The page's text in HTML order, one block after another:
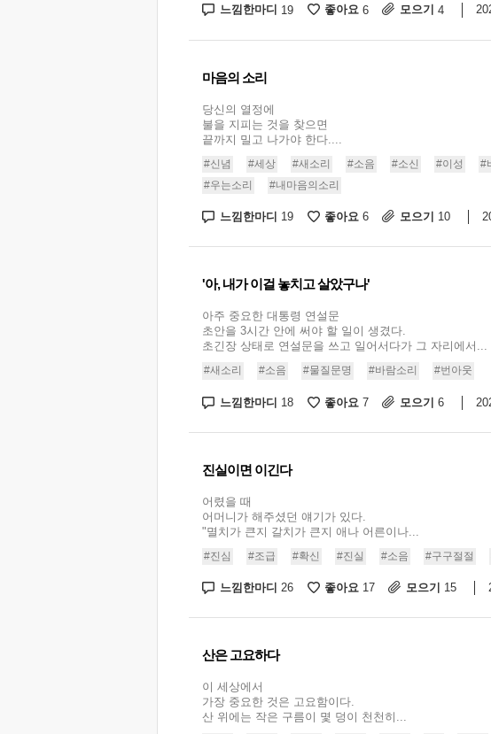
느낌한마디 19 좋아요 6 모으기 4
마음의 소리
당신의 열정에
불을 지피는 것을 찾으면
끝까지 밀고 나가야 한다....
#신념 #세상 #새소리 #소음 #소신 #이성 #
#우는소리
#내마음의소리
느낌한마디 19 좋아요 6 모으기 10
'아, 내가 이걸 놓치고 살았구나'
아주 중요한 대통령 연설문
초안을 3시간 안에 써야 할 일이 생겼다.
초긴장 상태로 연설문을 쓰고 일어서다가 그 자리에서...
#새소리 #소음 #물질문명 #바람소리 #번아웃
느낌한마디 18 좋아요 7 모으기 6
진실이면 이긴다
어렸을 때
어머니가 해주셨던 얘기가 있다.
"멸치가 큰지 갈치가 큰지 애나 어른이나...
#진심 #조급 #확신 #진실 #소음 #구구절절
느낌한마디 26 좋아요 17 모으기 15
산은 고요하다
이 세상에서
가장 중요한 것은 고요함이다.
산 위에는 작은 구름이 몇 덩이 천천히...